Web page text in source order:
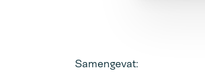
Samengevat: